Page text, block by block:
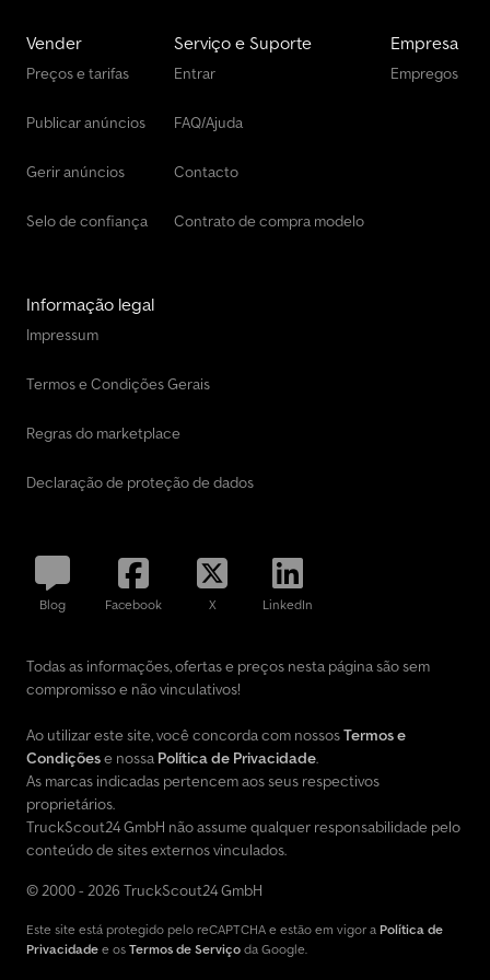
Vender
Preços e tarifas
Publicar anúncios
Gerir anúncios
Selo de confiança
Serviço e Suporte
Entrar
FAQ/Ajuda
Contacto
Contrato de compra modelo
Empresa
Empregos
Informação legal
Impressum
Termos e Condições Gerais
Regras do marketplace
Declaração de proteção de dados
Blog Facebook X LinkedIn
Todas as informações, ofertas e preços nesta página são sem
compromisso e não vinculativos!
Ao utilizar este site, você concorda com nossosTermos e
Condiçõese nossa Política de Privacidade.
As marcas indicadas pertencem aos seus respectivos
proprietários.
TruckScout24 GmbH não assume qualquer responsabilidade pelo
conteúdo de sites externos vinculados.
© 2000 - 2026 TruckScout24 GmbH
Este site está protegido pelo reCAPTCHA e estão em vigor a Política de
Privacidade e os Termos de Serviço da Google.